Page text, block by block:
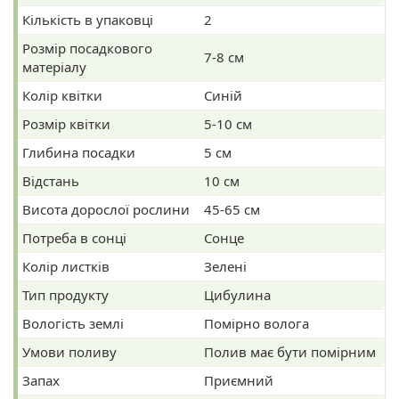
Кількість в упаковці
2
Розмір посадкового
матеріалу
7-8 см
Колір квітки
Синій
Розмір квітки
5-10 см
Глибина посадки
5 см
Відстань
10 см
Висота дорослої рослини
45-65 см
Потреба в сонці
Сонце
Колір листків
Зелені
Тип продукту
Цибулина
Вологість землі
Помірно волога
Умови поливу
Полив має бути помірним
Запах
Приємний